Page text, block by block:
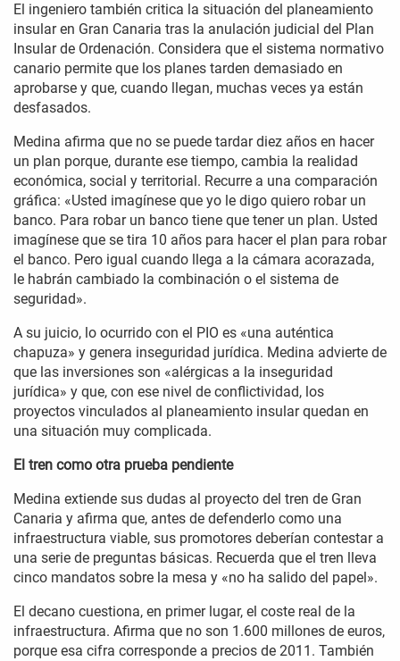
El ingeniero también critica la situación del planeamiento
insular en Gran Canaria tras la anulación judicial del Plan
Insular de Ordenación. Considera que el sistema normativo
canario permite que los planes tarden demasiado en
aprobarse y que, cuando llegan, muchas veces ya están
desfasados.
Medina afirma que no se puede tardar diez años en hacer
un plan porque, durante ese tiempo, cambia la realidad
económica, social y territorial. Recurre a una comparación
gráfica: «Usted imagínese que yo le digo quiero robar un
banco. Para robar un banco tiene que tener un plan. Usted
imagínese que se tira 10 años para hacer el plan para robar
el banco. Pero igual cuando llega a la cámara acorazada,
le habrán cambiado la combinación o el sistema de
seguridad».
A su juicio, lo ocurrido con el PIO es «una auténtica
chapuza» y genera inseguridad jurídica. Medina advierte de
que las inversiones son «alérgicas a la inseguridad
jurídica» y que, con ese nivel de conflictividad, los
proyectos vinculados al planeamiento insular quedan en
una situación muy complicada.
El tren como otra prueba pendiente
Medina extiende sus dudas al proyecto del tren de Gran
Canaria y afirma que, antes de defenderlo como una
infraestructura viable, sus promotores deberían contestar a
una serie de preguntas básicas. Recuerda que el tren lleva
cinco mandatos sobre la mesa y «no ha salido del papel».
El decano cuestiona, en primer lugar, el coste real de la
infraestructura. Afirma que no son 1.600 millones de euros,
porque esa cifra corresponde a precios de 2011. También